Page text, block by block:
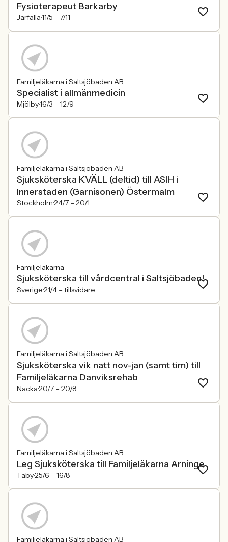
Fysioterapeut Barkarby
Järfälla11/5 – 7/11
Familjeläkarna i Saltsjöbaden AB
Specialist i allmänmedicin
Mjölby16/3 – 12/9
Familjeläkarna i Saltsjöbaden AB
Sjuksköterska KVÄLL (deltid) till ASIH i
Innerstaden (Garnisonen) Östermalm
Stockholm24/7 – 20/1
Familjeläkarna
Sjuksköterska till vårdcentral i Saltsjöbaden!
Sverige21/4 – tillsvidare
Familjeläkarna i Saltsjöbaden AB
Sjuksköterska vik natt nov-jan (samt tim) till
Familjeläkarna Danviksrehab
Nacka20/7 – 20/8
Familjeläkarna i Saltsjöbaden AB
Leg Sjuksköterska till Familjeläkarna Arninge
Täby25/6 – 16/8
Familjeläkarna i Saltsjöbaden AB